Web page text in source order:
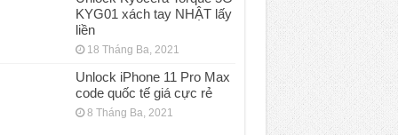
KYG01 xách tay NHẬT lấy
liền
18 Tháng Ba, 2021
Unlock iPhone 11 Pro Max
code quốc tế giá cực rẻ
8 Tháng Ba, 2021